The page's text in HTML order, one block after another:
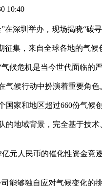
10:40
在深圳举办，现场揭晓“碳
征集，来自全球各地的气
候危机是当今世代面临
气候行动中扮演着重要角
家和地区超过660份气候
的地域背景，完全基于技
元人民币的催化性资金竞
能够独自应对气候变化的